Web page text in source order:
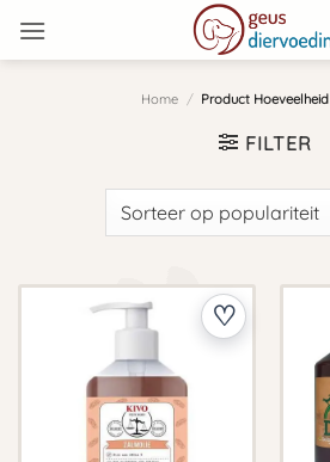
naar
Home / Product Hoeveelheid
FILTER